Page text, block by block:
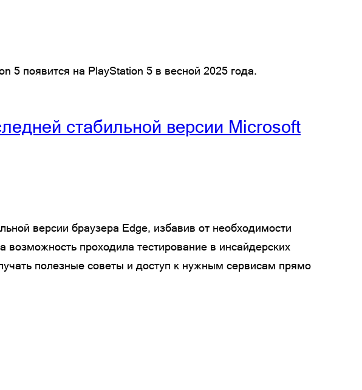
5 появится на PlayStation 5 в весной 2025 года.
стабильной версии Microsoft
версии браузера Edge, избавив от необходимости
проходила тестирование в инсайдерских
полезные советы и доступ к нужным сервисам прямо